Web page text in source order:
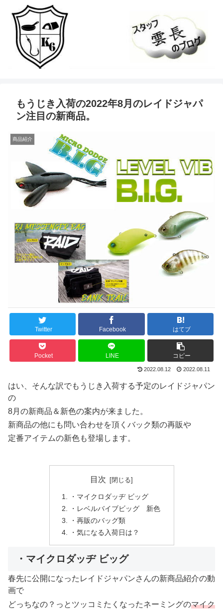
もうじき入荷の2022年8月のレイドジャパ
ン注目の新商品。
商品紹介
Twitter Facebook はてブ
Pocket LINE コピー
2022.08.12 2022.08.11
はい、そんな訳でもうじき入荷する予定のレイドジャパン
の
8月の新商品＆新色の案内が来ました。
新商品の他にも問い合わせを頂くバック類の再販や
定番アイテムの新色も登場します。
目次
・マイクロダッヂ ビッグ
・レベルバイブビッグ 新色
・再販のバッグ類
・気になる入荷日は？
・マイクロダッヂ ビッグ
春先に公開になったレイドジャパンさんの新商品紹介の動
画で
どっちなの？っとツッコミたくなったネーミングのマイク